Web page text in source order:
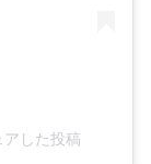
ェアした投稿